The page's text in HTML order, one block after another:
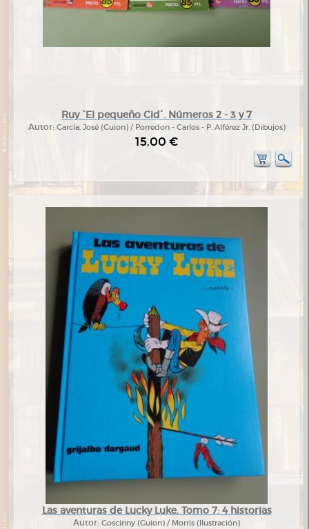
Ruy `El pequeño Cid´. Números 2 - 3 y 7
Autor: García, José (Guion) / Porredon - Carlos - P. Alférez Jr. (Dibujos)
15,00 €
Las aventuras de Lucky Luke. Tomo 7: 4 historias
Autor: Goscinny (Guion) / Morris (Ilustración)